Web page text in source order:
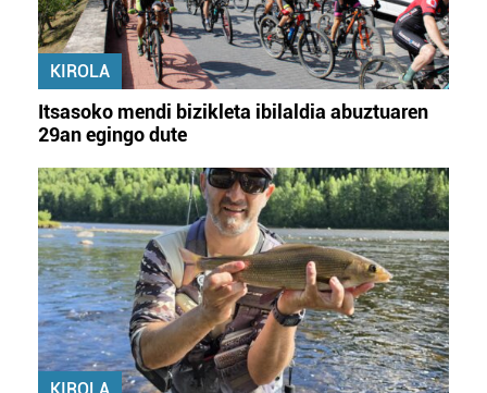
KIROLA
Itsasoko mendi bizikleta ibilaldia abuztuaren
29an egingo dute